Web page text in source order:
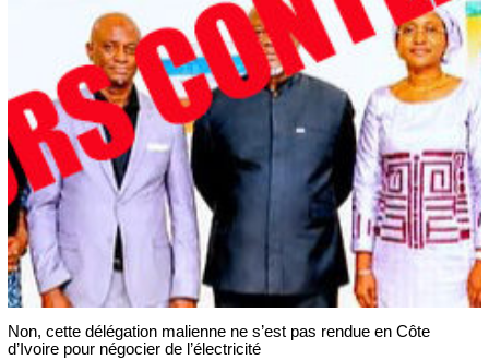
Non, cette délégation malienne ne s’est pas rendue en Côte
d’Ivoire pour négocier de l’électricité